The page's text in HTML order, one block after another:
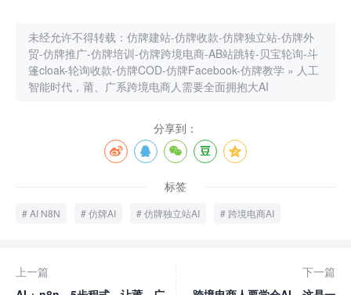
未经允许不得转载： 仿牌建站-仿牌收款-仿牌独立站-仿牌外
贸-仿牌推广-仿牌培训-仿牌跨境电商-AB站跳转-贝宝轮询-斗
篷cloak-轮询收款-仿牌COD-仿牌Facebook-仿牌教学 » 人工
智能时代，莆、广系跨境电商人需要全面拥抱大AI
分享到：
标签
AI N8N 仿牌AI 仿牌独立站AI 跨境电商AI
上一篇
下一篇